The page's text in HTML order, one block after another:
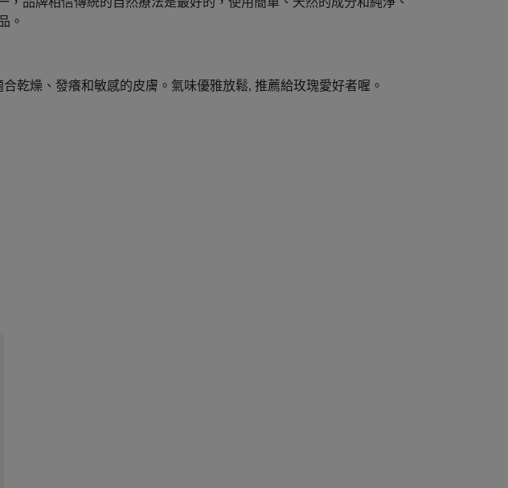
。
乾燥、發癢和敏感的皮膚。氣味優雅放鬆, 推薦給玫瑰愛好者喔。